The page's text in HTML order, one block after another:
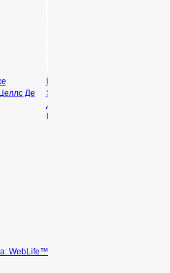
Де
Shampoo Шампунь от перхоти
Де Люкс №2.1
WebLife™